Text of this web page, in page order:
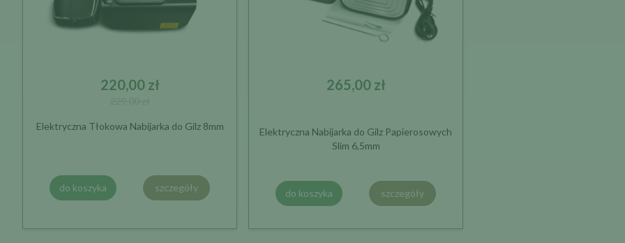
220,00 zł
Elektryczna Tłokowa Nabijarka do Gilz 8mm
do koszyka szczegóły
265,00 zł
Elektryczna Nabijarka do Gilz Papierosowych
Slim 6,5mm
do koszyka szczegóły